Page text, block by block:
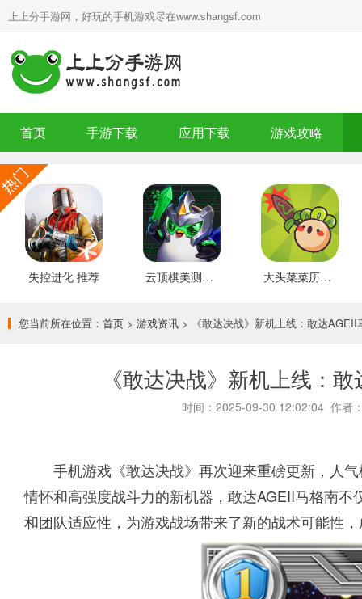
上上分手游网，好玩的手机游戏尽在www.shangsf.com
首页 手游下载 应用下载 游戏攻略
失控进化 推荐 云顶棋美测服 最新版 大头菜菜历险记 好玩的
您当前所在位置： 首页 > 游戏资讯 > 《敢达决战》新机上线：敢达AGEII
《敢达决战》新机上线：
时间：2025-09-30 12:02:04 作者
手机游戏《敢达决战》再次迎来重磅更新，人
情怀和高强度战斗力的新机器，敢达AGEII马格南
和团队适应性，为游戏战场带来了新的战术可能性